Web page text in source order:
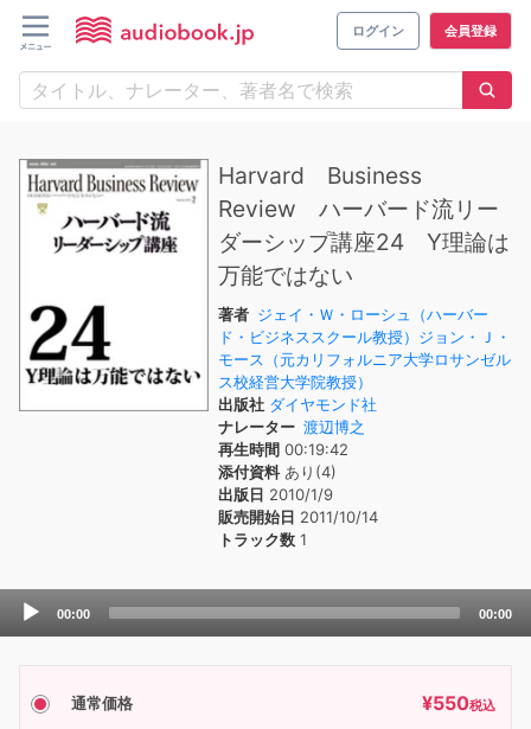
ログイン 会員登録
Harvard Business
Review ハーバード流リー
ダーシップ講座24 Y理論は
万能ではない
著者 ジェイ・Ｗ・ローシュ（ハーバー
ド・ビジネススクール教授）ジョン・Ｊ・
モース（元カリフォルニア大学ロサンゼル
ス校経営大学院教授）
出版社 ダイヤモンド社
ナレーター 渡辺博之
再生時間 00:19:42
添付資料あり(4)
出版日 2010/1/9
販売開始日 2011/10/14
トラック数 1
Audio
00:00 00:00
通常価格 ¥550税込